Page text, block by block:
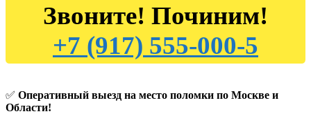
Звоните! Починим!
+7 (917) 555-000-5
✅ Оперативный выезд на место поломки по Москве и
Области!